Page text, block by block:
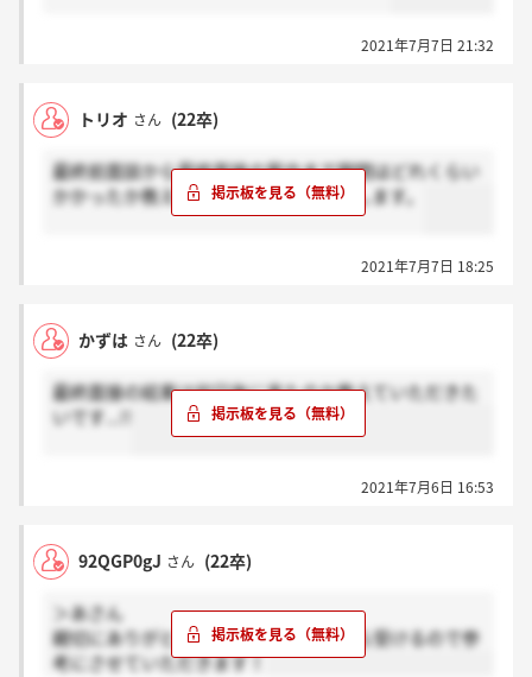
2021年7月7日 21:32
トリオ さん (22卒)
最終前面談から最終面接の案内まで期間はどれくらい
かかったか教えてほしいです！お願いします。
2021年7月7日 18:25
かずは さん (22卒)
最終面接の結果は何日後に来たのか教えていただきた
いです...!!
2021年7月6日 16:53
92QGP0gJ さん (22卒)
＞あさん
親切にありがとうございます！これから受けるので参
考にさせていただきます！